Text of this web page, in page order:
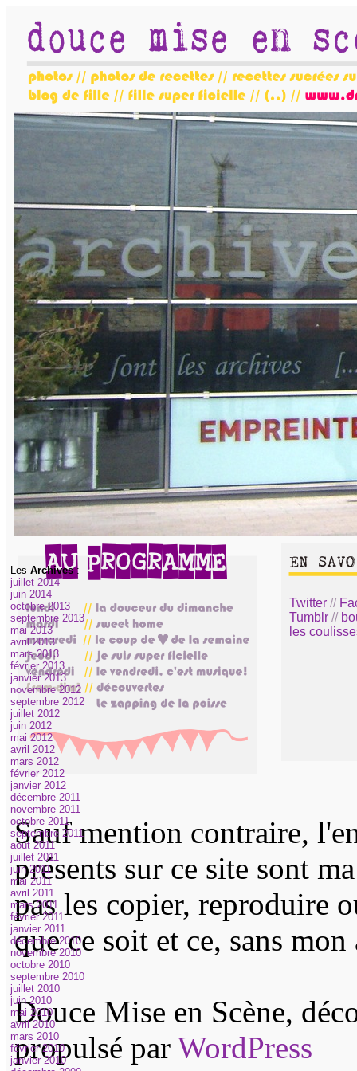
Les Archives:
juillet 2014
juin 2014
octobre 2013
septembre 2013
mai 2013
avril 2013
mars 2013
février 2013
janvier 2013
novembre 2012
septembre 2012
juillet 2012
juin 2012
mai 2012
avril 2012
mars 2012
février 2012
janvier 2012
décembre 2011
novembre 2011
octobre 2011
septembre 2011
août 2011
juillet 2011
juin 2011
mai 2011
avril 2011
mars 2011
février 2011
janvier 2011
décembre 2010
novembre 2010
octobre 2010
septembre 2010
juillet 2010
juin 2010
mai 2010
avril 2010
mars 2010
février 2010
janvier 2010
Twitter //
Tumblr //
les
Sauf mention contraire,
présents sur ce site sont
pas les copier, reproduire
que ce soit et ce, sans
Douce Mise en Scène,
propulsé par WordPress